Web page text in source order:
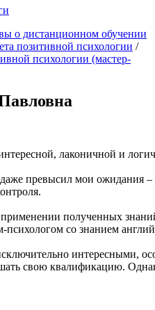
о дистанционном обучении
позитивной психологии /
психологии (мастер-
лаконичной и
превысил мои ожидания –
полученных знаний
психологом со знанием
интересными,
свою квалификацию.